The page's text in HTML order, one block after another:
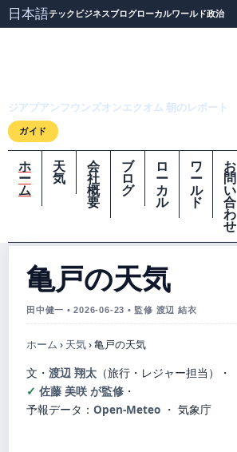
日本語テック ビジネスブログローカルワールド政治
ジアプアンフウンズオンエクオム 朝のレポート
ガイド
ホ
ー
ム
天
気
会
社
概
要
ブ
ロ
グ
ロ
ー
カ
ル
ワ
ー
ル
ド
お
問
い
合
わ
せ
亀戸の天気
田中健一 • 2026-06-23 • 監修 渡辺 結衣
ホーム › 天気›亀戸の天気
文・ 渡辺 翔太 （旅行・レジャー担当）
・
佐藤 美咲 が監修 ・
予報データ： Open-Meteo ・ 気象庁